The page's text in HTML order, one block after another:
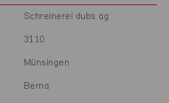
Schreinerei dubs ag
3110
Münsingen
Berna